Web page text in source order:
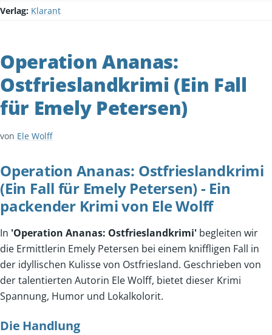
Verlag: Klarant
Operation Ananas:
Ostfrieslandkrimi (Ein Fall
für Emely Petersen)
von Ele Wolff
Operation Ananas: Ostfrieslandkrimi
(Ein Fall für Emely Petersen) - Ein
packender Krimi von Ele Wolff
In 'Operation Ananas: Ostfrieslandkrimi' begleiten wir
die Ermittlerin Emely Petersen bei einem kniffligen Fall in
der idyllischen Kulisse von Ostfriesland. Geschrieben von
der talentierten Autorin Ele Wolff, bietet dieser Krimi
Spannung, Humor und Lokalkolorit.
Die Handlung